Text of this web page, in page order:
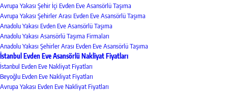
Avrupa Yakası Şehir İçi Evden Eve Asansörlü Taşıma
Avrupa Yakası Şehirler Arası Evden Eve Asansörlü Taşıma
Anadolu Yakası Evden Eve Asansörlü Taşıma
Anadolu Yakası Asansörlü Taşıma Firmaları
Anadolu Yakası Şehirler Arası Evden Eve Asansörlü Taşıma
İstanbul Evden Eve Asansörlü Nakliyat Fiyatları
İstanbul Evden Eve Nakliyat Fiyatları
Beyoğlu Evden Eve Nakliyat Fiyatları
Avrupa Yakası Evden Eve Nakliyat Fiyatları